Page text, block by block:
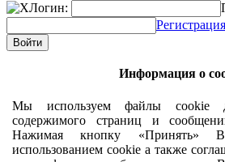
Логин:
Регистрация
Информация о
Мы используем файлы cookie
содержимого страниц и
Нажимая кнопку «Принять»
использованием cookie а также